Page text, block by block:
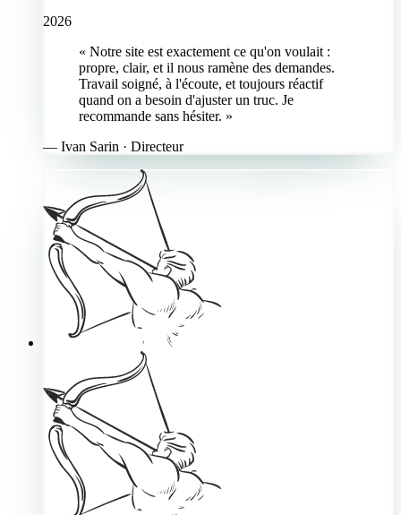
2026
« Notre site est exactement ce qu'on voulait :
propre, clair, et il nous ramène des demandes.
Travail soigné, à l'écoute, et toujours réactif
quand on a besoin d'ajuster un truc. Je
recommande sans hésiter. »
— Ivan Sarin · Directeur